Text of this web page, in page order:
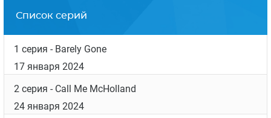
Список серий
1 серия - Barely Gone
17 января 2024
2 серия - Call Me McHolland
24 января 2024